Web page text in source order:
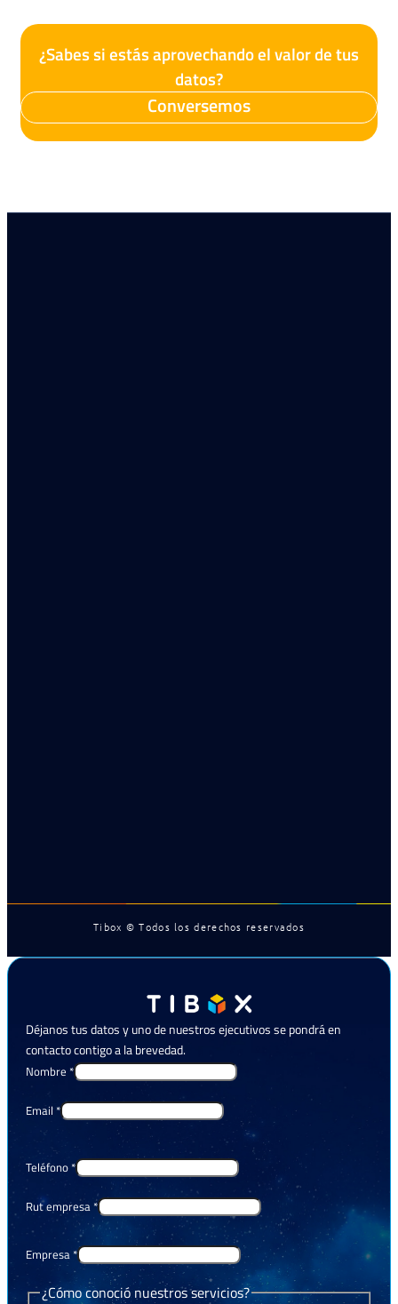
¿Sabes si estás aprovechando el valor de tus
datos?
Conversemos
Tibox © Todos los derechos reservados
Déjanos tus datos y uno de nuestros ejecutivos se pondrá en
contacto contigo a la brevedad.
Nombre *
Email *
Teléfono *
Rut empresa *
Empresa *
¿Cómo conoció nuestros servicios?